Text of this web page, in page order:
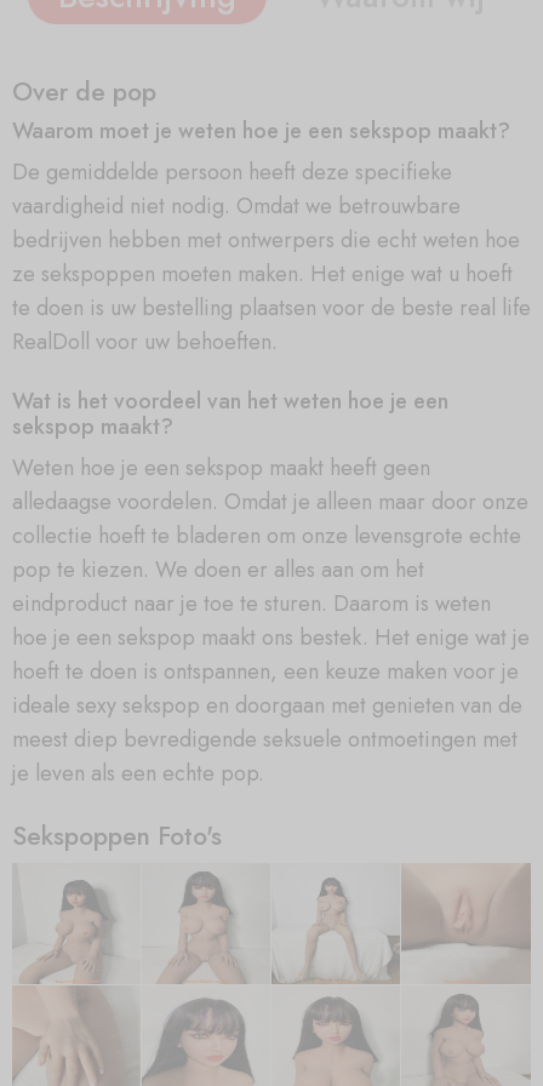
Over de pop
Waarom moet je weten hoe je een sekspop maakt?
De gemiddelde persoon heeft deze specifieke
vaardigheid niet nodig. Omdat we betrouwbare
bedrijven hebben met ontwerpers die echt weten hoe
ze sekspoppen moeten maken. Het enige wat u hoeft
te doen is uw bestelling plaatsen voor de beste real life
RealDoll voor uw behoeften.
Wat is het voordeel van het weten hoe je een
sekspop maakt?
Weten hoe je een sekspop maakt heeft geen
alledaagse voordelen. Omdat je alleen maar door onze
collectie hoeft te bladeren om onze levensgrote echte
pop te kiezen. We doen er alles aan om het
eindproduct naar je toe te sturen. Daarom is weten
hoe je een sekspop maakt ons bestek. Het enige wat je
hoeft te doen is ontspannen, een keuze maken voor je
ideale sexy sekspop en doorgaan met genieten van de
meest diep bevredigende seksuele ontmoetingen met
je leven als een echte pop.
Sekspoppen Foto's